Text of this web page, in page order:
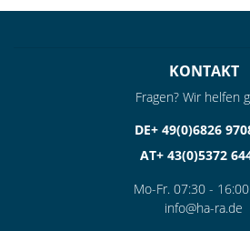
KONTAKT
Fragen? Wir helfen
DE+ 49(0)6826
AT+ 43(0)5372
Mo-Fr. 07:30 -
info@ha-ra.de